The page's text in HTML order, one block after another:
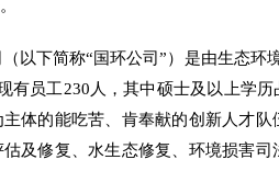
以下简称“国环公司”）是由生态环
有员工230人，其中硕士及以上学
体的能吃苦、肯奉献的创新人才
及修复、水生态修复、环境损害